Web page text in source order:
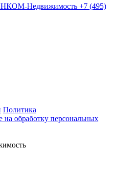
+7 (495)
Политика
на обработку персональных